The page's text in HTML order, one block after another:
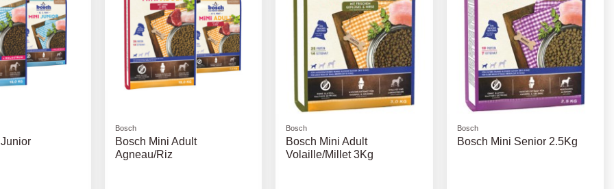
Bosch
Bosch Mini Adult
Agneau/Riz
Bosch
Bosch Mini Adult
Volaille/Millet 3Kg
Bosch
Bosch Mini Senior 2.5Kg